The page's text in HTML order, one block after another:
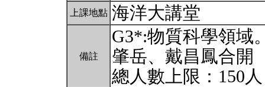
上課地點 海洋大講堂
備註
G3*:物質科學領域
肇岳、戴昌鳳合開
總人數上限：150